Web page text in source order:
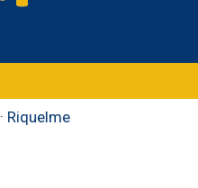
· Riquelme